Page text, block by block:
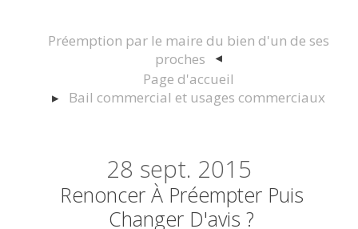
Préemption par le maire du bien d'un de ses
proches
Page d'accueil
Bail commercial et usages commerciaux
28 sept. 2015
Renoncer À Préempter Puis
Changer D'avis ?